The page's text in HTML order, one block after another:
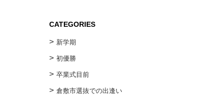
CATEGORIES
新学期
初優勝
卒業式目前
倉敷市選抜での出逢い